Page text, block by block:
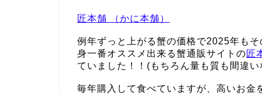
匠本舗 （かに本舗）
例年ずっと上がる蟹の価格で2025年も
身一番オススメ出来る蟹通販サイトの匠
ていました！！(もちろん量も質も間違い
毎年購入して食べていますが、高いお金